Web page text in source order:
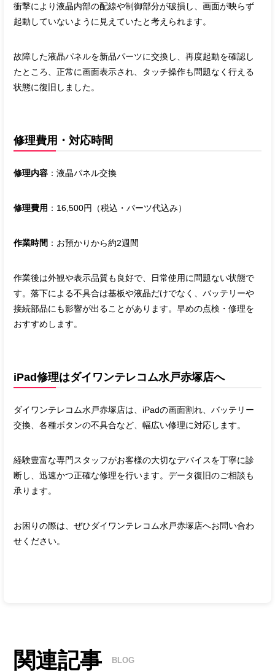
衝撃により液晶内部の配線や制御部分が破損し、画面が映らず
起動していないように見えていたと考えられます。
故障した液晶パネルを新品パーツに交換し、再度起動を確認し
たところ、正常に画面表示され、タッチ操作も問題なく行える
状態に復旧しました。
修理費用・対応時間
修理内容 ：液晶パネル交換
修理費用 ：16,500円（税込・パーツ代込み）
作業時間 ：お預かりから約2週間
作業後は外観や表示品質も良好で、日常使用に問題ない状態で
す。落下による不具合は基板や液晶だけでなく、バッテリーや
接続部品にも影響が出ることがあります。早めの点検・修理を
おすすめします。
iPad修理はダイワンテレコム水戸赤塚店へ
ダイワンテレコム水戸赤塚店は、 iPadの画面割れ、バッテリー
交換、各種ボタンの不具合など、幅広い修理に対応します。
経験豊富な専門スタッフがお客様の大切なデバイスを丁寧に診
断し、迅速かつ正確な修理を行います。データ復旧のご相談も
承ります。
お困りの際は、ぜひダイワンテレコム水戸赤塚店へお問い合わ
せください。
関連記事 BLOG